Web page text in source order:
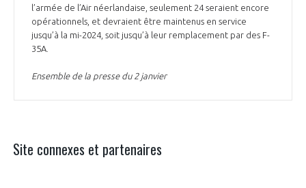
l’armée de l’Air néerlandaise, seulement 24 seraient encore
opérationnels, et devraient être maintenus en service
jusqu’à la mi-2024, soit jusqu’à leur remplacement par des F-
35A.
Ensemble de la presse du 2 janvier
Site connexes et partenaires